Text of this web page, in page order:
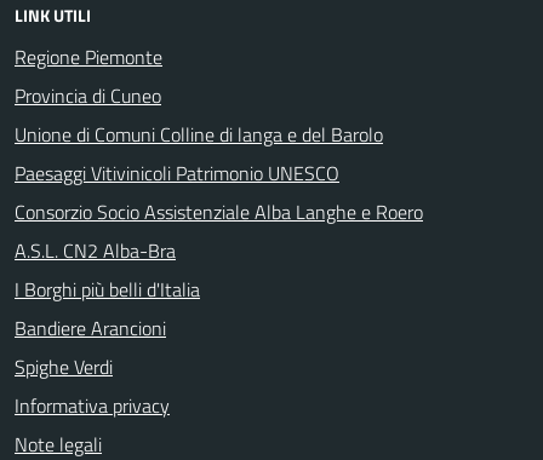
LINK UTILI
Regione Piemonte
Provincia di Cuneo
Unione di Comuni Colline di langa e del Barolo
Paesaggi Vitivinicoli Patrimonio UNESCO
Consorzio Socio Assistenziale Alba Langhe e Roero
A.S.L. CN2 Alba-Bra
I Borghi più belli d'Italia
Bandiere Arancioni
Spighe Verdi
Informativa privacy
Note legali